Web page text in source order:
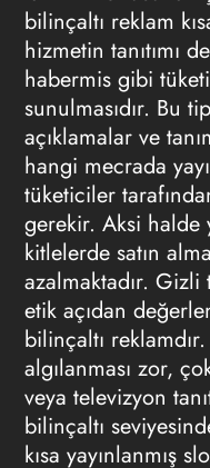
bilinçaltı reklam
hizmetin tanıtımı
habermis gibi
sunulmasıdır. Bu
açıklamalar ve
hangi mecrada
tüketiciler
gerekir. Aksi halde
kitlelerde satın
azalmaktadır. Gizli
etik açıdan
bilinçaltı reklamdır.
algılanması zor,
veya televizyon
bilinçaltı
kısa yayınlanmış